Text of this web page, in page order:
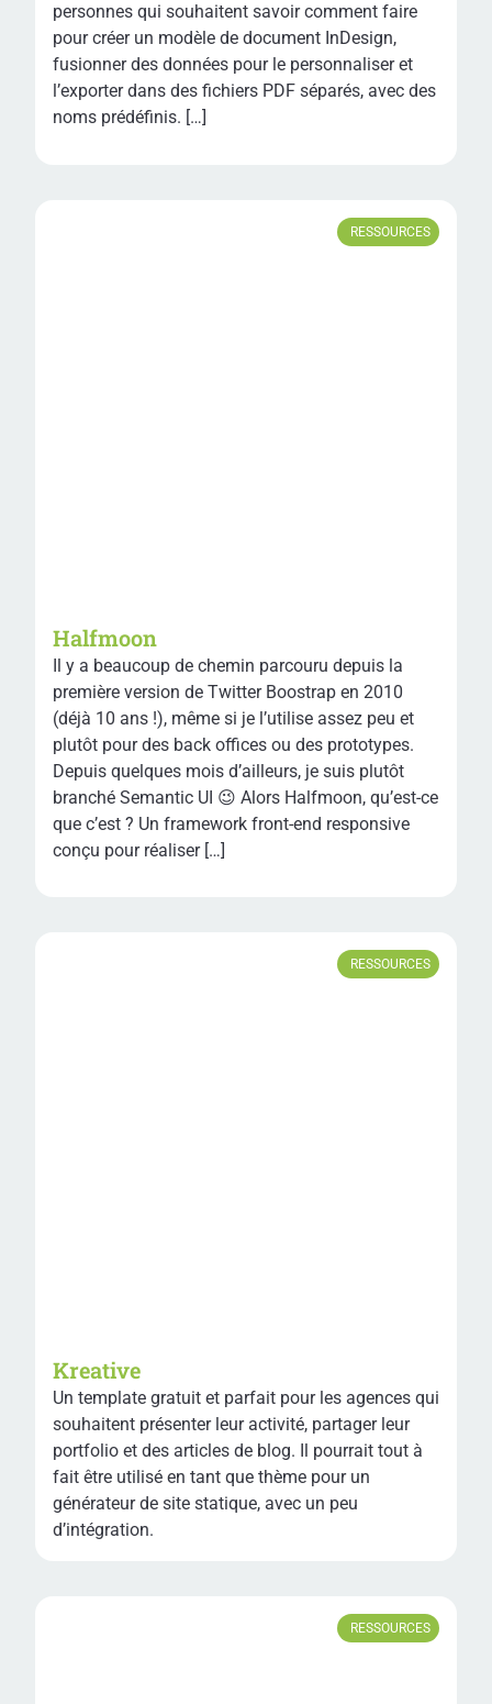
personnes qui souhaitent savoir comment faire
pour créer un modèle de document InDesign,
fusionner des données pour le personnaliser et
l’exporter dans des fichiers PDF séparés, avec des
noms prédéfinis. […]
RESSOURCES
Halfmoon
Il y a beaucoup de chemin parcouru depuis la
première version de Twitter Boostrap en 2010
(déjà 10 ans !), même si je l’utilise assez peu et
plutôt pour des back offices ou des prototypes.
Depuis quelques mois d’ailleurs, je suis plutôt
branché Semantic UI 😉 Alors Halfmoon, qu’est-ce
que c’est ? Un framework front-end responsive
conçu pour réaliser […]
RESSOURCES
Kreative
Un template gratuit et parfait pour les agences qui
souhaitent présenter leur activité, partager leur
portfolio et des articles de blog. Il pourrait tout à
fait être utilisé en tant que thème pour un
générateur de site statique, avec un peu
d’intégration.
RESSOURCES